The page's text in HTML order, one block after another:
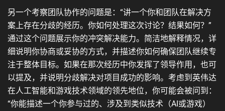
另一个考察团队协作的问题是：“讲一个你和团队在解决方
案上存在分歧的经历。你如何处理这次讨论？结果如何？”
通过这个问题展示你的冲突解决能力。简洁地解释情况，详
细说明你协商或妥协的方式，并描述你如何确保团队继续专
注于整体目标。如果在那次经历中你发挥了领导作用，也可
以提及，并说明分歧解决对项目成功的影响。考虑到英伟达
在人工智能和游戏技术领域的领先地位，你可能会被问到：
“你能描述一个你参与过的、涉及到类似技术（AI或游戏）